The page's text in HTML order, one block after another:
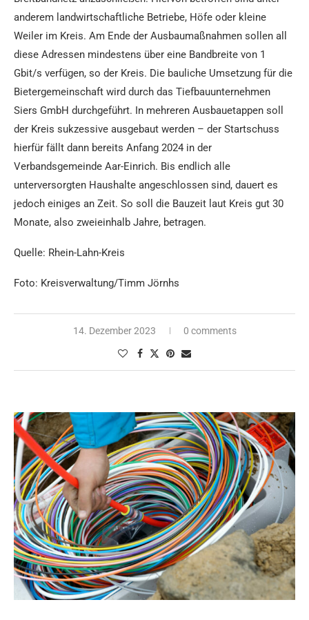
anderem landwirtschaftliche Betriebe, Höfe oder kleine
Weiler im Kreis. Am Ende der Ausbaumaßnahmen sollen all
diese Adressen mindestens über eine Bandbreite von 1
Gbit/s verfügen, so der Kreis. Die bauliche Umsetzung für die
Bietergemeinschaft wird durch das Tiefbauunternehmen
Siers GmbH durchgeführt. In mehreren Ausbauetappen soll
der Kreis sukzessive ausgebaut werden – der Startschuss
hierfür fällt dann bereits Anfang 2024 in der
Verbandsgemeinde Aar-Einrich. Bis endlich alle
unterversorgten Haushalte angeschlossen sind, dauert es
jedoch einiges an Zeit. So soll die Bauzeit laut Kreis gut 30
Monate, also zweieinhalb Jahre, betragen.
Quelle: Rhein-Lahn-Kreis
Foto: Kreisverwaltung/Timm Jörnhs
14. Dezember 2023 0 comments